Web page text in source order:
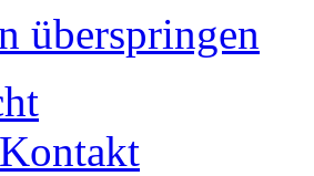
überspringen